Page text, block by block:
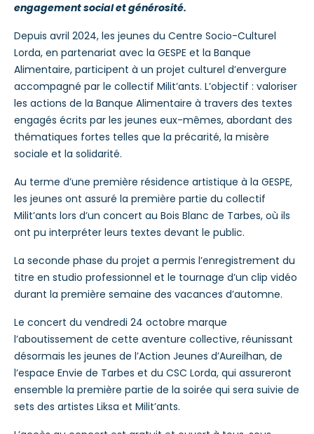
engagement social et générosité.
Depuis avril 2024, les jeunes du Centre Socio-Culturel
Lorda, en partenariat avec la GESPE et la Banque
Alimentaire, participent à un projet culturel d’envergure
accompagné par le collectif Milit’ants. L’objectif : valoriser
les actions de la Banque Alimentaire à travers des textes
engagés écrits par les jeunes eux-mêmes, abordant des
thématiques fortes telles que la précarité, la misère
sociale et la solidarité.
Au terme d’une première résidence artistique à la GESPE,
les jeunes ont assuré la première partie du collectif
Milit’ants lors d’un concert au Bois Blanc de Tarbes, où ils
ont pu interpréter leurs textes devant le public.
La seconde phase du projet a permis l’enregistrement du
titre en studio professionnel et le tournage d’un clip vidéo
durant la première semaine des vacances d’automne.
Le concert du vendredi 24 octobre marque
l’aboutissement de cette aventure collective, réunissant
désormais les jeunes de l’Action Jeunes d’Aureilhan, de
l’espace Envie de Tarbes et du CSC Lorda, qui assureront
ensemble la première partie de la soirée qui sera suivie de
sets des artistes Liksa et Milit’ants.